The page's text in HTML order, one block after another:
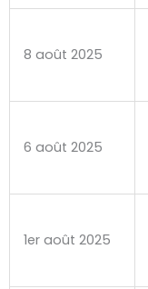
8 août 2025
6 août 2025
1er août 2025